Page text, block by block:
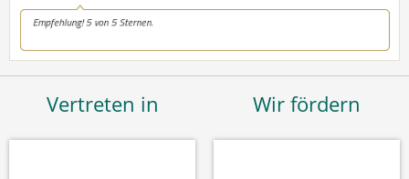
Vertreten in Wir fördern